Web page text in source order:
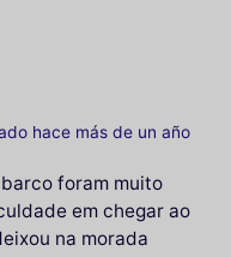
hace más de un año
foram muito
em chegar ao
na morada